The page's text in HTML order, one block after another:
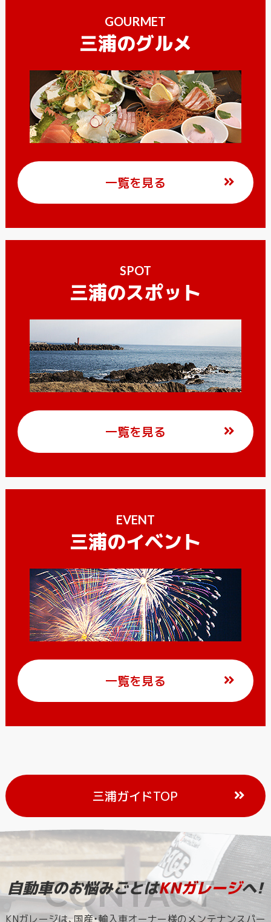
GOURMET
三浦のグルメ
一覧を見る
SPOT
三浦のスポット
一覧を見る
EVENT
三浦のイベント
一覧を見る
三浦ガイドTOP
自動車のお悩みごとはKNガレージへ!
KNガレージは、国産・輸入車オーナー様のメンテナンスパー